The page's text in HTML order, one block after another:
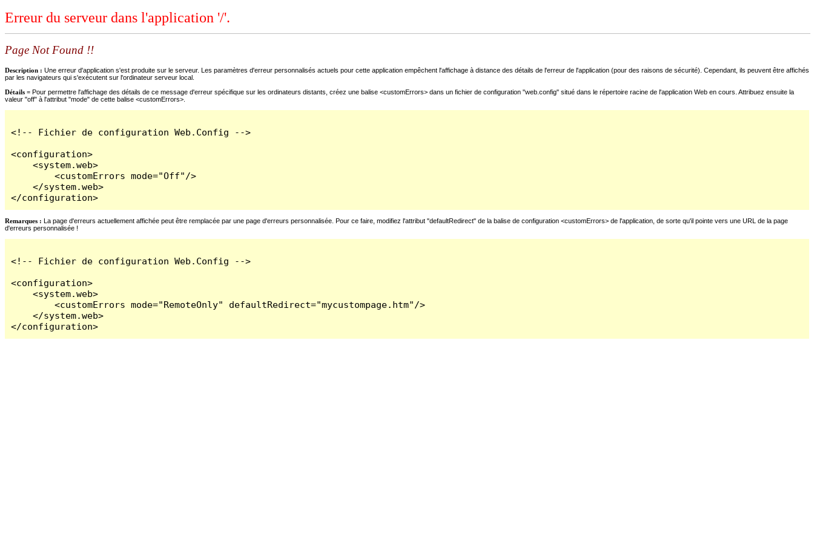
Erreur du serveur dans l'application '/'.
Page Not Found !!
Description : Une erreur d'application s'est produite sur le serveur. Les paramètres d'erreur personnalisés actuels pour cette application empêchent l'affichage à distance des détails de l'erreur de l'application (pour des raisons de sécurité). Cependant, ils peuvent être affichés
par les navigateurs qui s'exécutent sur l'ordinateur serveur local.
Détails = Pour permettre l'affichage des détails de ce message d'erreur spécifique sur les ordinateurs distants, créez une balise <customErrors> dans un fichier de configuration "web.config" situé dans le répertoire racine de l'application Web en cours. Attribuez ensuite la
valeur "off" à l'attribut "mode" de cette balise <customErrors>.
<!-- Fichier de configuration Web.Config -->
<configuration>
    <system.web>
        <customErrors mode="Off"/>
    </system.web>
</configuration>
Remarques : La page d'erreurs actuellement affichée peut être remplacée par une page d'erreurs personnalisée. Pour ce faire, modifiez l'attribut "defaultRedirect" de la balise de configuration <customErrors> de l'application, de sorte qu'il pointe vers une URL de la page
d'erreurs personnalisée !
<!-- Fichier de configuration Web.Config -->
<configuration>
    <system.web>
        <customErrors mode="RemoteOnly" defaultRedirect="mycustompage.htm"/>
    </system.web>
</configuration>